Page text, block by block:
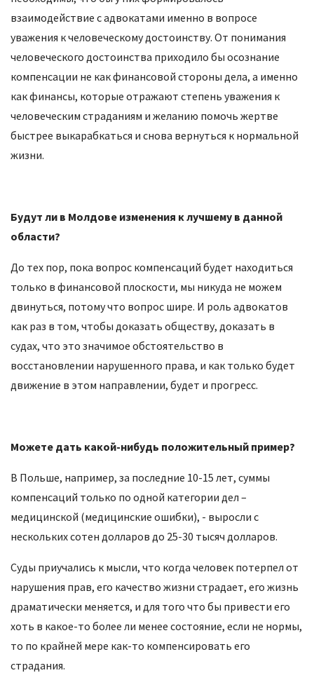
взаимодействие с адвокатами именно в вопросе
уважения к человеческому достоинству. От понимания
человеческого достоинства приходило бы осознание
компенсации не как финансовой стороны дела, а именно
как финансы, которые отражают степень уважения к
человеческим страданиям и желанию помочь жертве
быстрее выкарабкаться и снова вернуться к нормальной
жизни.
Будут ли в Молдове изменения к лучшему в данной
области?
До тех пор, пока вопрос компенсаций будет находиться
только в финансовой плоскости, мы никуда не можем
двинуться, потому что вопрос шире. И роль адвокатов
как раз в том, чтобы доказать обществу, доказать в
судах, что это значимое обстоятельство в
восстановлении нарушенного права, и как только будет
движение в этом направлении, будет и прогресс.
Можете дать какой-нибудь положительный пример?
В Польше, например, за последние 10-15 лет, суммы
компенсаций только по одной категории дел –
медицинской (медицинские ошибки), - выросли с
нескольких сотен долларов до 25-30 тысяч долларов.
Суды приучались к мысли, что когда человек потерпел от
нарушения прав, его качество жизни страдает, его жизнь
драматически меняется, и для того что бы привести его
хоть в какое-то более ли менее состояние, если не нормы,
то по крайней мере как-то компенсировать его
страдания.